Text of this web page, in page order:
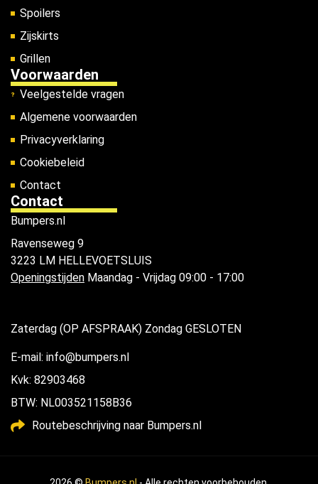
Spoilers
Zijskirts
Grillen
Voorwaarden
Veelgestelde vragen
Algemene voorwaarden
Privacyverklaring
Cookiebeleid
Contact
Contact
Bumpers.nl
Ravenseweg 9
3223 LM HELLEVOETSLUIS
Openingstijden Maandag - Vrijdag 09:00 - 17:00
Zaterdag (OP AFSPRAAK) Zondag GESLOTEN
E-mail: info@bumpers.nl
Kvk: 82903468
BTW: NL003521158B36
Routebeschrijving naar Bumpers.nl